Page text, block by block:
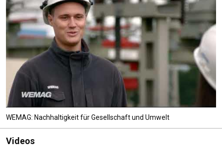
WEMAG: Nachhaltigkeit für Gesellschaft und Umwelt
Videos